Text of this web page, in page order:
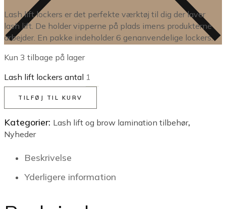
Lash lift lockers er det perfekte værktøj til dig der laver
lash lift. De holder vipperne på plads imens produkterne
arbejder. En pakke indeholder 6 genanvendelige lockers.
Kun 3 tilbage på lager
Lash lift lockers antal
TILFØJ TIL KURV
Kategorier: Lash lift og brow lamination tilbehør,
Nyheder
Beskrivelse
Yderligere information